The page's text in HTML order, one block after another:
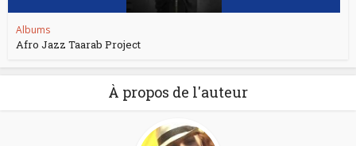
Albums
Afro Jazz Taarab Project
À propos de l'auteur